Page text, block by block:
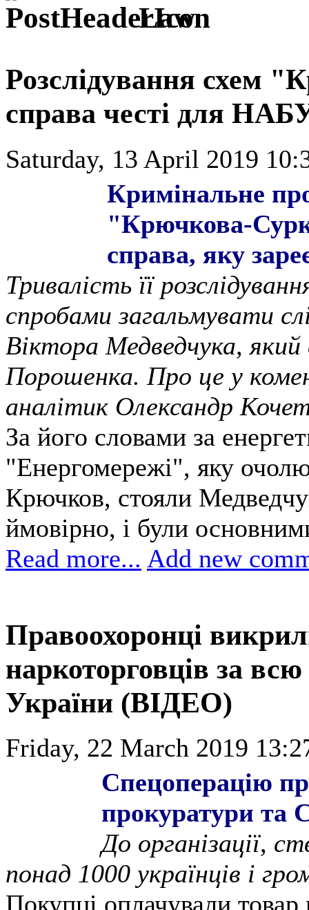
Law
Розслідування схем
справа честі для
Saturday, 13 April 2019
Кримінальне
"Крючкова-
справа, яку
Тривалість її
спробами загальмувати
Віктора Медведчука, який
Порошенка. Про це у
аналітик Олександр
За його словами за
"Енергомережі", яку
Крючков, стояли
ймовірно, і були
Read more... Add new
Правоохоронці
наркоторговців за
України (ВІДЕО)
Friday, 22 March 2019
Спецоперацію
прокуратури та
До організації,
понад 1000 українців і
Покупці оплачували